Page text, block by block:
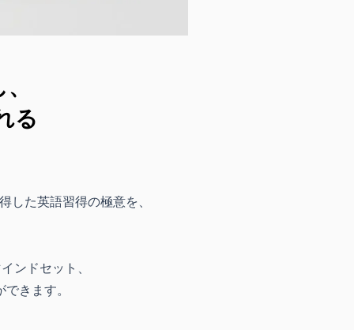
る
た英語習得の極意を、
ンドセット、
きます。